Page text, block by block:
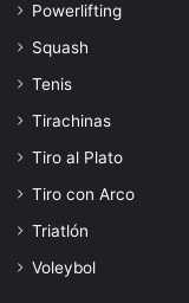
Powerlifting
Squash
Tenis
Tirachinas
Tiro al Plato
Tiro con Arco
Triatlón
Voleybol